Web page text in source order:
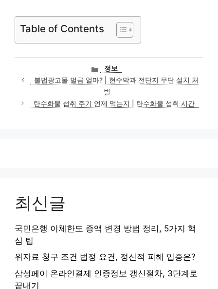
Table of Contents
카
테
고
리
정보
불법광고물 벌금 얼마? | 현수막과 전단지 무단 설치 처
벌
탄수화물 섭취 주기 언제 먹는지 | 탄수화물 섭취 시간
최신글
국민은행 이체한도 증액 변경 방법 정리, 5가지 핵
심 팁
위자료 청구 조건 법정 요건, 정신적 피해 입증은?
삼성페이 온라인결제 인증정보 갱신절차, 3단계로
끝내기